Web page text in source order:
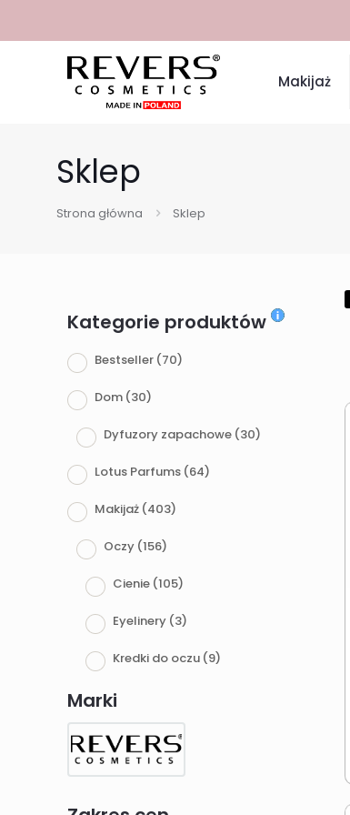
Makijaż
Sklep
Strona główna Sklep
Kategorie produktów
Bestseller (70)
Dom (30)
Dyfuzory zapachowe (30)
Lotus Parfums (64)
Makijaż (403)
Oczy (156)
Cienie (105)
Eyelinery (3)
Kredki do oczu (9)
Makijaż brwi
Serum i odżywki do brwi i rzęs
Tusze do rzęs
Palety do makijażu i zestawy
Marki